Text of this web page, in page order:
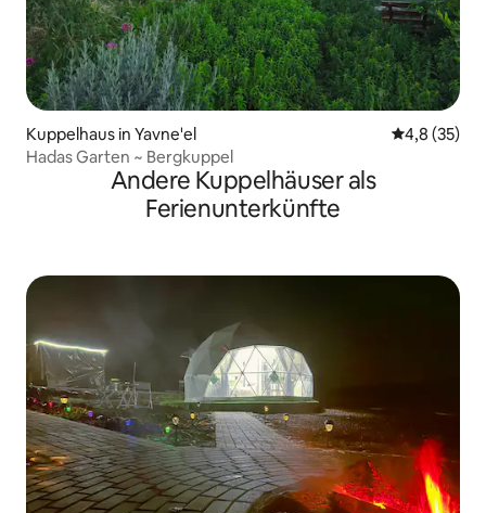
Kuppelhaus in Yavne'el
4,8 (35)
Hadas Garten ~ Bergkuppel
Andere Kuppelhäuser als
Ferienunterkünfte